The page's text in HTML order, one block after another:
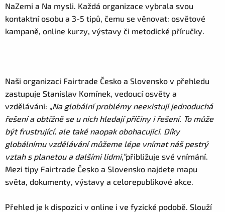
NaZemi a Na mysli. Každá organizace vybrala svou
kontaktní osobu a 3-5 tipů, čemu se věnovat: osvětové
kampaně, online kurzy, výstavy či metodické příručky.
Naši organizaci Fairtrade Česko a Slovensko v přehledu
zastupuje Stanislav Komínek, vedoucí osvěty a
vzdělávání: „Na globální problémy neexistují jednoduchá
řešení a obtížně se u nich hledají příčiny i řešení. To může
být frustrující, ale také naopak obohacující. Díky
globálnímu vzdělávání můžeme lépe vnímat náš pestrý
vztah s planetou a dalšími lidmi,”přibližuje své vnímání.
Mezi tipy Fairtrade Česko a Slovensko najdete mapu
světa, dokumenty, výstavy a celorepublikové akce.
Přehled je k dispozici v online i ve fyzické podobě. Slouží